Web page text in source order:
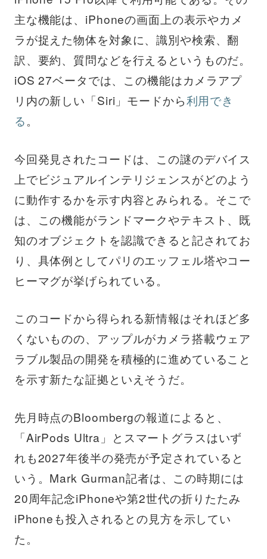
主な機能は、iPhoneの画面上の表示やカメ
ラが捉えた物体を対象に、識別や検索、翻
訳、要約、質問などを行えるというものだ。
iOS 27ベータでは、この機能はカメラアプ
リ内の新しい「Siri」モードから利用でき
る。
今回発見されたコードは、この謎のデバイス
上でビジュアルインテリジェンスがどのよう
に動作するかを示す内容とみられる。そこで
は、この機能がランドマークやテキスト、既
知のオブジェクトを認識できると記されてお
り、具体例としてパリのエッフェル塔やコー
ヒーマグが挙げられている。
このコードから得られる新情報はそれほど多
くないものの、アップルがカメラ搭載ウェア
ラブル製品の開発を積極的に進めていること
を示す新たな証拠といえそうだ。
先月時点のBloombergの報道によると、
「AirPods Ultra」とスマートグラスはいず
れも2027年後半の発売が予定されていると
いう。Mark Gurman記者は、この時期には
20周年記念iPhoneや第2世代の折りたたみ
iPhoneも投入されるとの見方を示してい
た。